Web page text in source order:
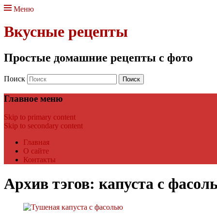
Меню
Вкусные рецепты
Простые домашние рецепты с фото
Поиск
Главное меню
Skip to primary content
Skip to secondary content
Главная
О сайте
Контакты
Архив тэгов: капуста с